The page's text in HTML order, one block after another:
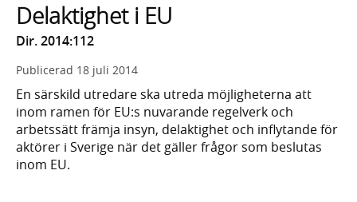
lista
med
sökförslag
Delaktighet i EU
Dir. 2014:112
Publicerad 18 juli 2014
En särskild utredare ska utreda möjligheterna att
inom ramen för EU:s nuvarande regelverk och
arbetssätt främja insyn, delaktighet och inflytande för
aktörer i Sverige när det gäller frågor som beslutas
inom EU.